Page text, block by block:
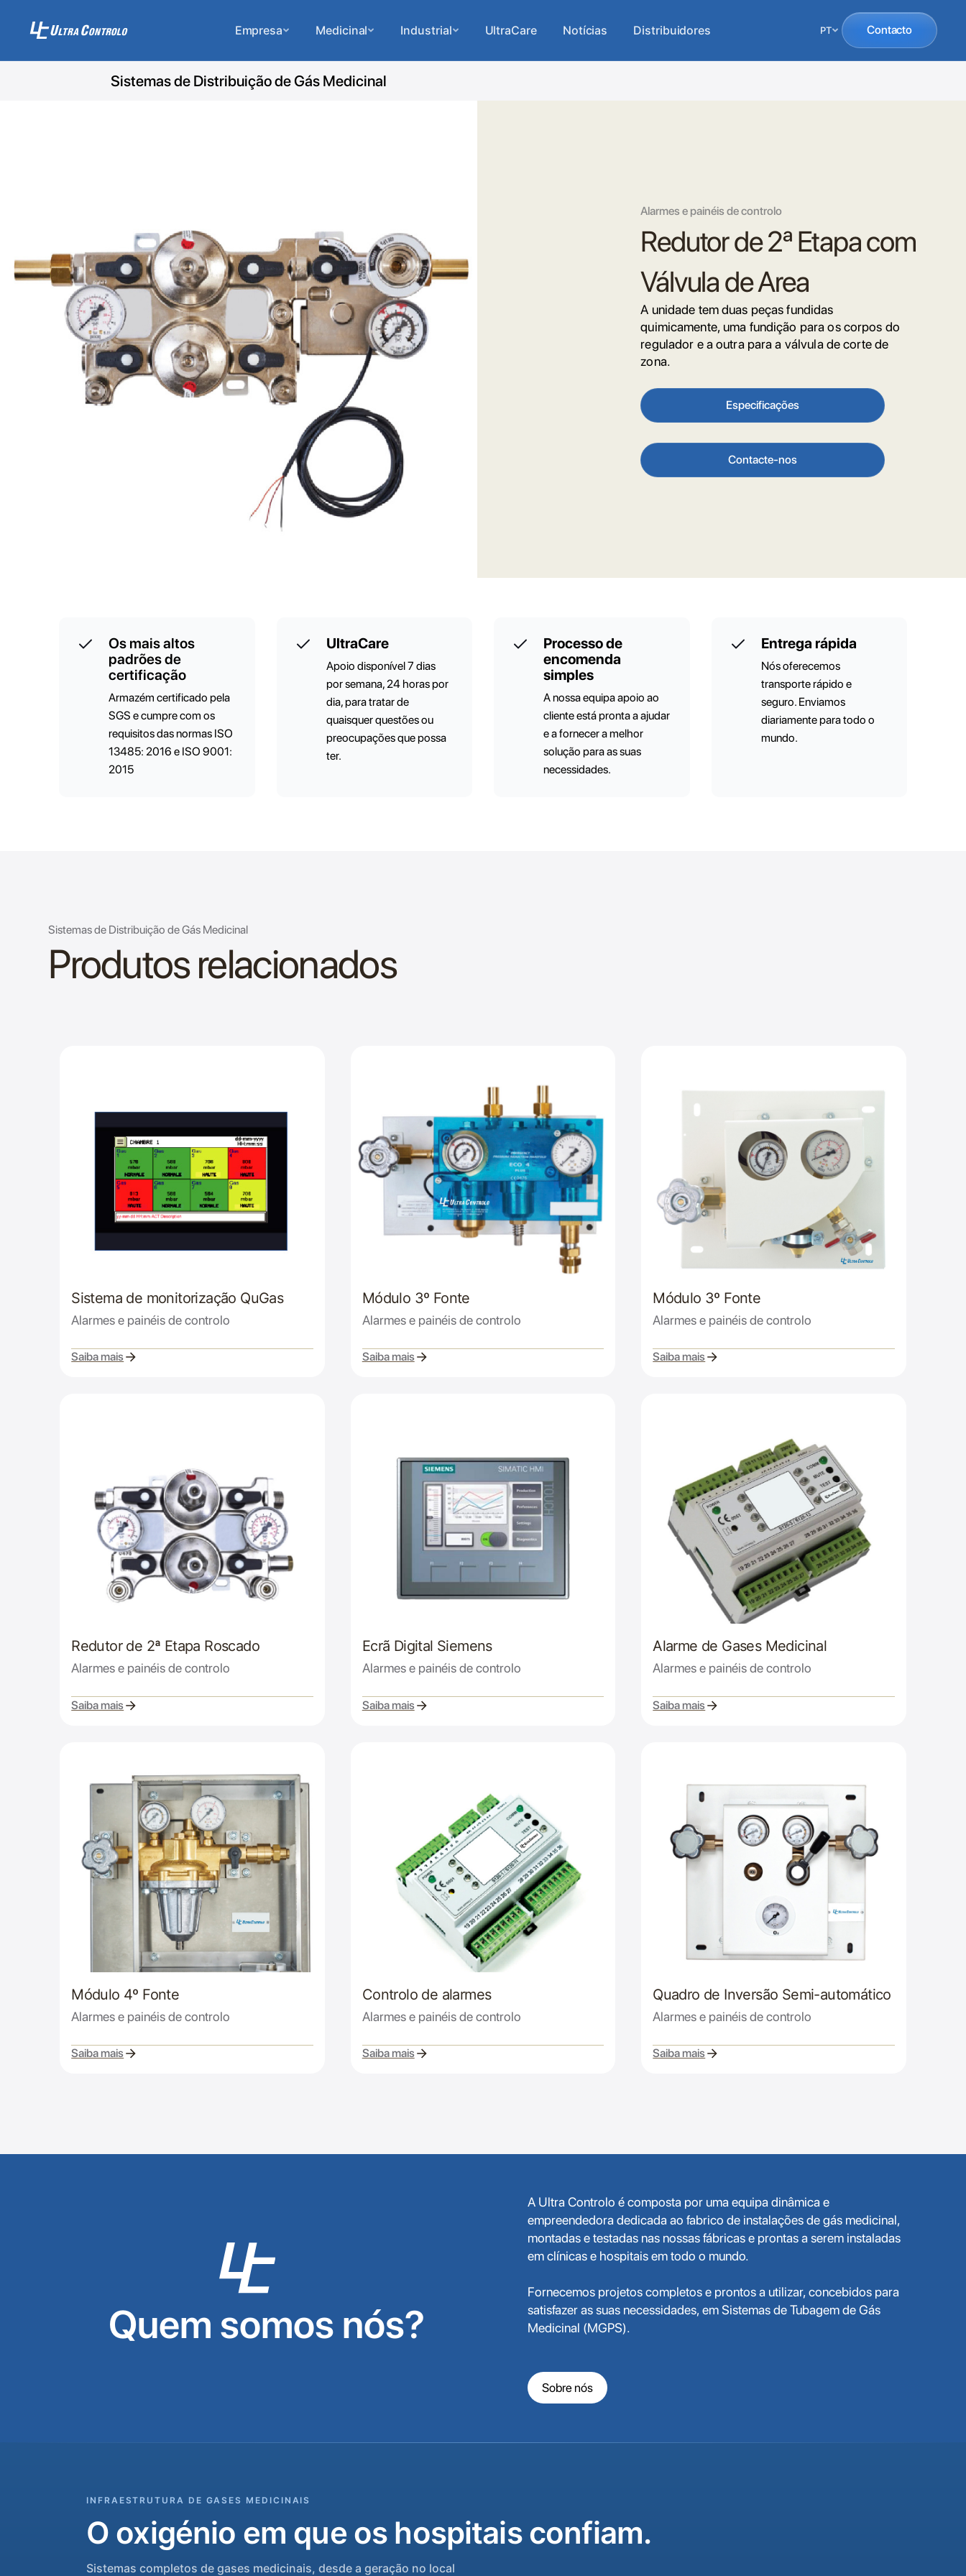
Empresa Medicinal Industrial UltraCare Notícias Distribuidores PT Contacto
Sistemas de Distribuição de Gás Medicinal
Alarmes e painéis de controlo
Redutor de 2ª Etapa com
Válvula de Area
A unidade tem duas peças fundidas
quimicamente, uma fundição para os corpos do
regulador e a outra para a válvula de corte de
zona.
Especificações
Contacte-nos
Os mais altos
padrões de
certificação
Armazém certificado pela
SGS e cumpre com os
requisitos das normas ISO
13485: 2016 e ISO 9001:
2015
UltraCare
Apoio disponível 7 dias
por semana, 24 horas por
dia, para tratar de
quaisquer questões ou
preocupações que possa
ter.
Processo de
encomenda
simples
A nossa equipa apoio ao
cliente está pronta a ajudar
e a fornecer a melhor
solução para as suas
necessidades.
Entrega rápida
Nós oferecemos
transporte rápido e
seguro. Enviamos
diariamente para todo o
mundo.
Sistemas de Distribuição de Gás Medicinal
Produtos relacionados
Sistema de monitorização QuGas
Alarmes e painéis de controlo
Saiba mais
Módulo 3º Fonte
Alarmes e painéis de controlo
Saiba mais
Módulo 3º Fonte
Alarmes e painéis de controlo
Saiba mais
Redutor de 2ª Etapa Roscado
Alarmes e painéis de controlo
Saiba mais
Ecrã Digital Siemens
Alarmes e painéis de controlo
Saiba mais
Alarme de Gases Medicinal
Alarmes e painéis de controlo
Saiba mais
Módulo 4º Fonte
Alarmes e painéis de controlo
Saiba mais
Controlo de alarmes
Alarmes e painéis de controlo
Saiba mais
Quadro de Inversão Semi-automático
Alarmes e painéis de controlo
Saiba mais
Quem somos nós?
A Ultra Controlo é composta por uma equipa dinâmica e
empreendedora dedicada ao fabrico de instalações de gás medicinal,
montadas e testadas nas nossas fábricas e prontas a serem instaladas
em clínicas e hospitais em todo o mundo.
Fornecemos projetos completos e prontos a utilizar, concebidos para
satisfazer as suas necessidades, em Sistemas de Tubagem de Gás
Medicinal (MGPS).
Sobre nós
INFRAESTRUTURA DE GASES MEDICINAIS
O oxigénio em que os hospitais confiam.
Sistemas completos de gases medicinais, desde a geração no local